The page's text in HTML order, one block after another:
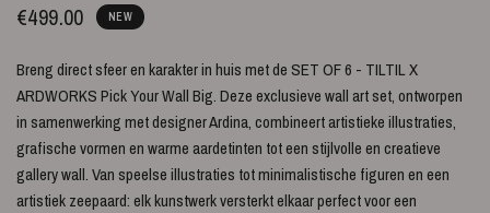
€499.00 NEW
Breng direct sfeer en karakter in huis met de SET OF 6 - TILTIL X
ARDWORKS Pick Your Wall Big. Deze exclusieve wall art set, ontworpen
in samenwerking met designer Ardina, combineert artistieke illustraties,
grafische vormen en warme aardetinten tot een stijlvolle en creatieve
gallery wall. Van speelse illustraties tot minimalistische figuren en een
artistiek zeepaard: elk kunstwerk versterkt elkaar perfect voor een